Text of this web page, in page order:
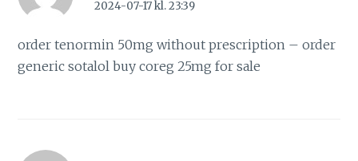
2024-07-17 kl. 23:39
order tenormin 50mg without prescription –order
generic sotalol buy coreg 25mg for sale